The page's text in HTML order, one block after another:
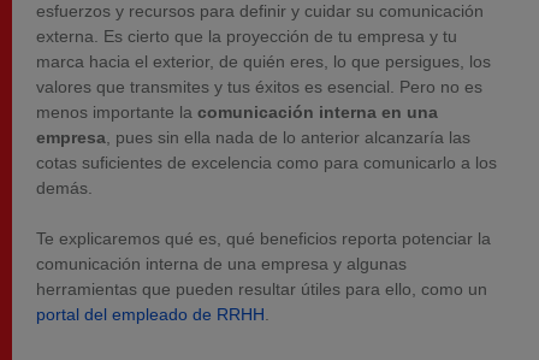
esfuerzos y recursos para definir y cuidar su comunicación
externa. Es cierto que la proyección de tu empresa y tu
marca hacia el exterior, de quién eres, lo que persigues, los
valores que transmites y tus éxitos es esencial. Pero no es
menos importante la comunicación interna en una
empresa , pues sin ella nada de lo anterior alcanzaría las
cotas suficientes de excelencia como para comunicarlo a los
demás.
Te explicaremos qué es, qué beneficios reporta potenciar la
comunicación interna de una empresa y algunas
herramientas que pueden resultar útiles para ello, como un
portal del empleado de RRHH